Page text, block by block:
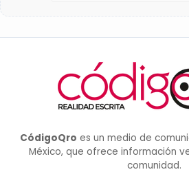
CódigoQro es un medio de
México, que ofrece información
comunidad.